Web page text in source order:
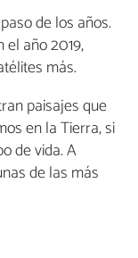
de los años.
año 2019,
más.
paisajes que
en la Tierra, si
de vida. A
de las más